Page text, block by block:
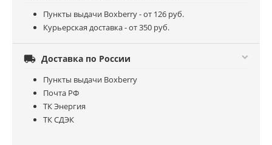
Пункты выдачи Boxberry - от 126 руб.
Курьерская доставка - от 350 руб.
 Доставка по России
Пункты выдачи Boxberry
Почта РФ
ТК Энергия
ТК СДЭК